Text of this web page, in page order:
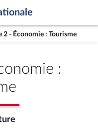
2 - Économie : Tourisme
: